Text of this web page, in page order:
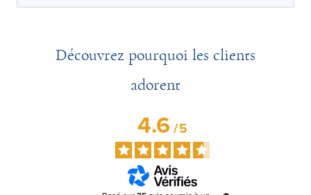
Découvrez pourquoi les clients
adorent
4.6/5